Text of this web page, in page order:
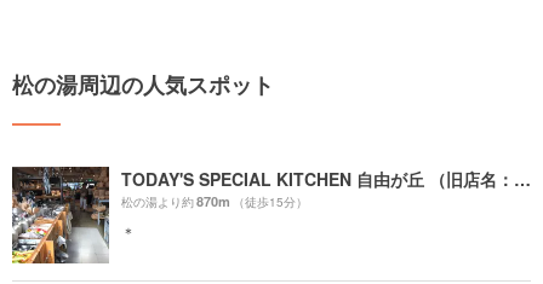
松の湯周辺の人気スポット
TODAY'S SPECIAL KITCHEN 自由が丘 （旧店名：TODAY'S TABLE）
松の湯より約870m （徒歩15分）
＊